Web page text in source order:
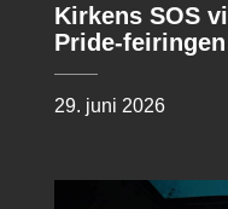
Kirkens SOS
Pride-feiringen
29. juni 2026